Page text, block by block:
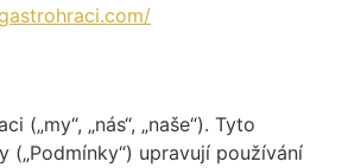
(„my“, „nás“, „naše“). Tyto
(„Podmínky“) upravují používání